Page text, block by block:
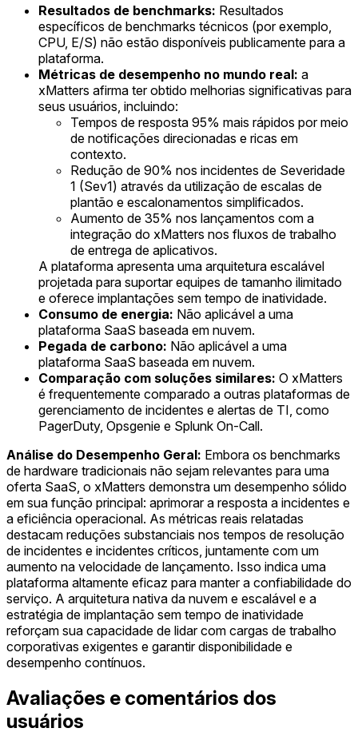
Resultados de benchmarks: Resultados
específicos de benchmarks técnicos (por exemplo,
CPU, E/S) não estão disponíveis publicamente para a
plataforma.
Métricas de desempenho no mundo real: a
xMatters afirma ter obtido melhorias significativas para
seus usuários, incluindo:
Tempos de resposta 95% mais rápidos por meio
de notificações direcionadas e ricas em
contexto.
Redução de 90% nos incidentes de Severidade
1 (Sev1) através da utilização de escalas de
plantão e escalonamentos simplificados.
Aumento de 35% nos lançamentos com a
integração do xMatters nos fluxos de trabalho
de entrega de aplicativos.
A plataforma apresenta uma arquitetura escalável
projetada para suportar equipes de tamanho ilimitado
e oferece implantações sem tempo de inatividade.
Consumo de energia: Não aplicável a uma
plataforma SaaS baseada em nuvem.
Pegada de carbono: Não aplicável a uma
plataforma SaaS baseada em nuvem.
Comparação com soluções similares: O xMatters
é frequentemente comparado a outras plataformas de
gerenciamento de incidentes e alertas de TI, como
PagerDuty, Opsgenie e Splunk On-Call.
Análise do Desempenho Geral: Embora os benchmarks
de hardware tradicionais não sejam relevantes para uma
oferta SaaS, o xMatters demonstra um desempenho sólido
em sua função principal: aprimorar a resposta a incidentes e
a eficiência operacional. As métricas reais relatadas
destacam reduções substanciais nos tempos de resolução
de incidentes e incidentes críticos, juntamente com um
aumento na velocidade de lançamento. Isso indica uma
plataforma altamente eficaz para manter a confiabilidade do
serviço. A arquitetura nativa da nuvem e escalável e a
estratégia de implantação sem tempo de inatividade
reforçam sua capacidade de lidar com cargas de trabalho
corporativas exigentes e garantir disponibilidade e
desempenho contínuos.
Avaliações e comentários dos
usuários